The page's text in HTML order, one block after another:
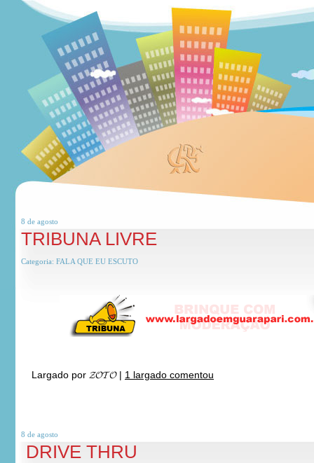
8 de agosto
TRIBUNA LIVRE
Categoria: FALA QUE EU ESCUTO
Largado por 𝓩𝓞𝓣𝓞| 1 largado comentou
8 de agosto
DRIVE THRU